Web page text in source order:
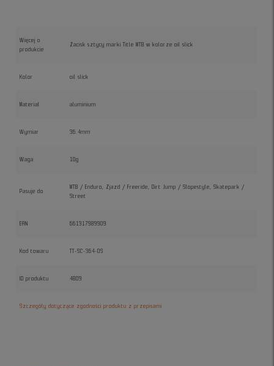
Więcej o
produkcie
Zacisk sztycy marki Title MTB w kolorze oil slick
Kolor oil slick
Materiał aluminium
Wymiar 36.4mm
Waga 10g
Pasuje do
MTB / Enduro, Zjazd / Freeride, Dirt Jump / Slopestyle, Skatepark /
Street
EAN 661317989909
Kod towaru TT-SC-364-OS
ID produktu 4809
Szczegóły dotyczące zgodności produktu z przepisami